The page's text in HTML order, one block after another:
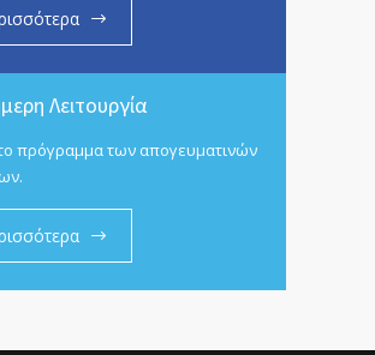
Λειτουργία
πρόγραμμα των απογευματινών